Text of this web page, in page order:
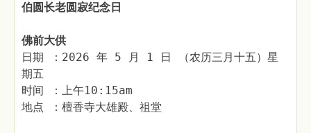
伯圆长老圆寂纪念日
佛前大供
日期 ：2026 年 5 月 1 日 （农历三月十五）星
期五
时间 ：上午10:15am
地点 ：檀香寺大雄殿、祖堂